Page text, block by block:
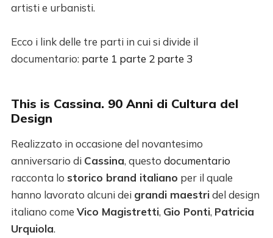
artisti e urbanisti.
Ecco i link delle tre parti in cui si divide il
documentario: parte 1 parte 2 parte 3
This is Cassina. 90 Anni di Cultura del
Design
Realizzato in occasione del novantesimo
anniversario di Cassina, questo documentario
racconta lo storico brand italiano per il quale
hanno lavorato alcuni dei grandi maestridel design
italiano come Vico Magistretti, Gio Ponti, Patricia
Urquiola.